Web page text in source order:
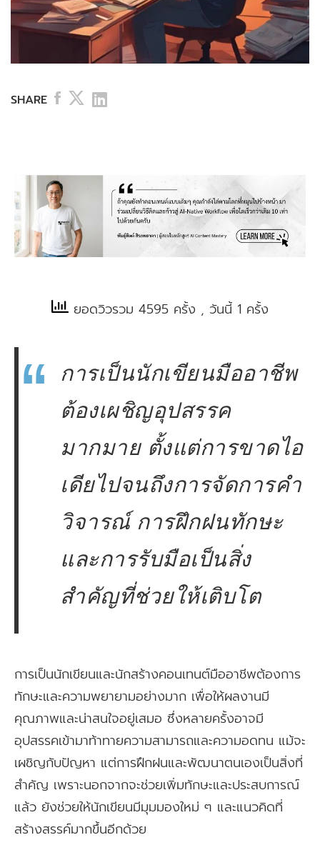
SHARE
ยอดวิวรวม 4595 ครั้ง , วันนี้ 1 ครั้ง
การเป็นนักเขียนมืออาชีพ
ต้องเผชิญอุปสรรค
มากมาย ตั้งแต่การขาดไอ
เดียไปจนถึงการจัดการคำ
วิจารณ์ การฝึกฝนทักษะ
และการรับมือเป็นสิ่ง
สำคัญที่ช่วยให้เติบโต
การเป็นนักเขียนและนักสร้างคอนเทนต์มืออาชีพต้องการ
ทักษะและความพยายามอย่างมาก เพื่อให้ผลงานมี
คุณภาพและน่าสนใจอยู่เสมอ ซึ่งหลายครั้งอาจมี
อุปสรรคเข้ามาท้าทายความสามารถและความอดทน แม้จะ
เผชิญกับปัญหา แต่การฝึกฝนและพัฒนาตนเองเป็นสิ่งที่
สำคัญ เพราะนอกจากจะช่วยเพิ่มทักษะและประสบการณ์
แล้ว ยังช่วยให้นักเขียนมีมุมมองใหม่ ๆ และแนวคิดที่
สร้างสรรค์มากขึ้นอีกด้วย